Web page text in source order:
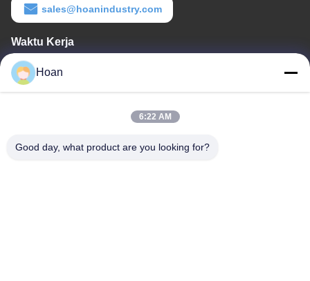
sales@hoanindustry.com
Waktu Kerja
8:00-18:00
Alamat Kami
Teknologi Tinggi, Xi'an
Hoan
6:22 AM
Good day, what product are you looking for?